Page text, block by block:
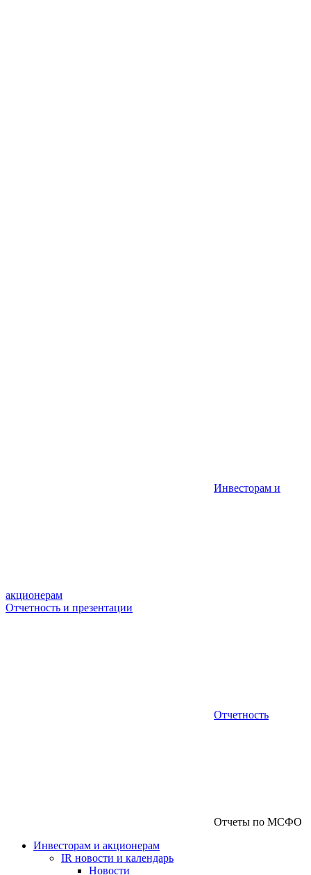
Инвесторам и
акционерам
Отчетность и презентации
Отчетность
Отчеты по МСФО
Инвесторам и акционерам
IR новости и календарь
Новости